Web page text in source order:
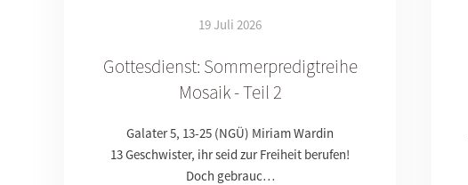
19 Juli 2026
Gottesdienst: Sommerpredigtreihe
Mosaik - Teil 2
Galater 5, 13-25 (NGÜ) Miriam Wardin
13 Geschwister, ihr seid zur Freiheit berufen!
Doch gebrauc…